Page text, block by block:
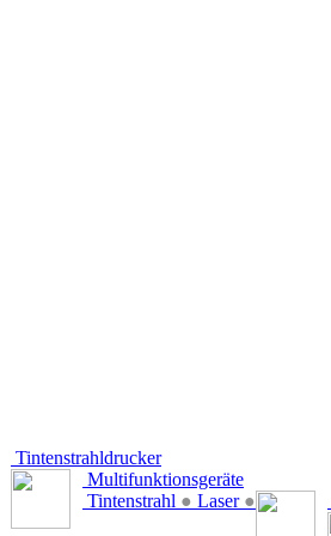
Tintenstrahldrucker
Multifunktionsgeräte
Tintenstrahl ● Laser ●